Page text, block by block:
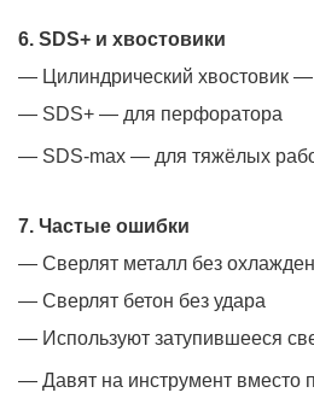
6. SDS+ и хвостовики
— Цилиндрический хвостовик —
— SDS+ — для перфоратора
— SDS-max — для тяжёлых
7. Частые ошибки
— Сверлят металл без
— Сверлят бетон без удара
— Используют затупившееся
— Давят на инструмент вместо